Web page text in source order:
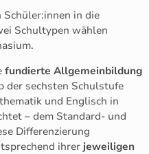
Schüler:innen in die
Schultypen wählen
fundierte Allgemeinbildung
der sechsten Schulstufe
und Englisch in
– dem Standard- und
Differenzierung
ihrer jeweiligen